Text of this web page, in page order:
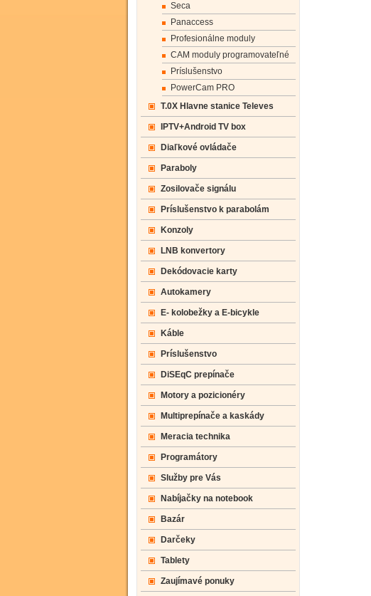
Seca
Panaccess
Profesionálne moduly
CAM moduly programovateľné
Príslušenstvo
PowerCam PRO
T.0X Hlavne stanice Televes
IPTV+Android TV box
Diaľkové ovládače
Paraboly
Zosilovače signálu
Príslušenstvo k parabolám
Konzoly
LNB konvertory
Dekódovacie karty
Autokamery
E- kolobežky a E-bicykle
Káble
Príslušenstvo
DiSEqC prepínače
Motory a pozicionéry
Multiprepínače a kaskády
Meracia technika
Programátory
Služby pre Vás
Nabíjačky na notebook
Bazár
Darčeky
Tablety
Zaujímavé ponuky